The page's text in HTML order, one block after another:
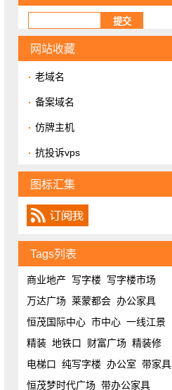
网站收藏
老域名
备案域名
仿牌主机
抗投诉vps
图标汇集
Tags列表
商业地产 写字楼 写字楼市场
万达广场 莱蒙都会 办公家具
恒茂国际中心 市中心 一线江景
精装 地铁口 财富广场 精装修
电梯口 纯写字楼 办公室 带家具
恒茂梦时代广场 带办公家具